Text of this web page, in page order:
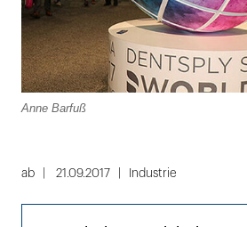
Anne Barfuß
ab 21.09.2017 Industrie